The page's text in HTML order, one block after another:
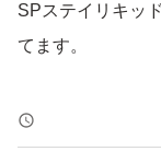
SPステイリキッ
てます。
別ページの商品と
単品で値下げ交